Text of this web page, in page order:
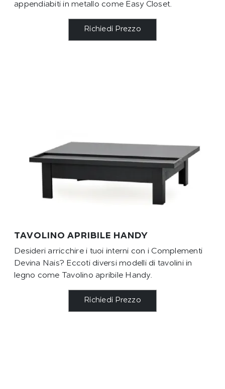
appendiabiti in metallo come Easy Closet.
Richiedi Prezzo
TAVOLINO APRIBILE HANDY
Desideri arricchire i tuoi interni con i Complementi
Devina Nais? Eccoti diversi modelli di tavolini in
legno come Tavolino apribile Handy.
Richiedi Prezzo